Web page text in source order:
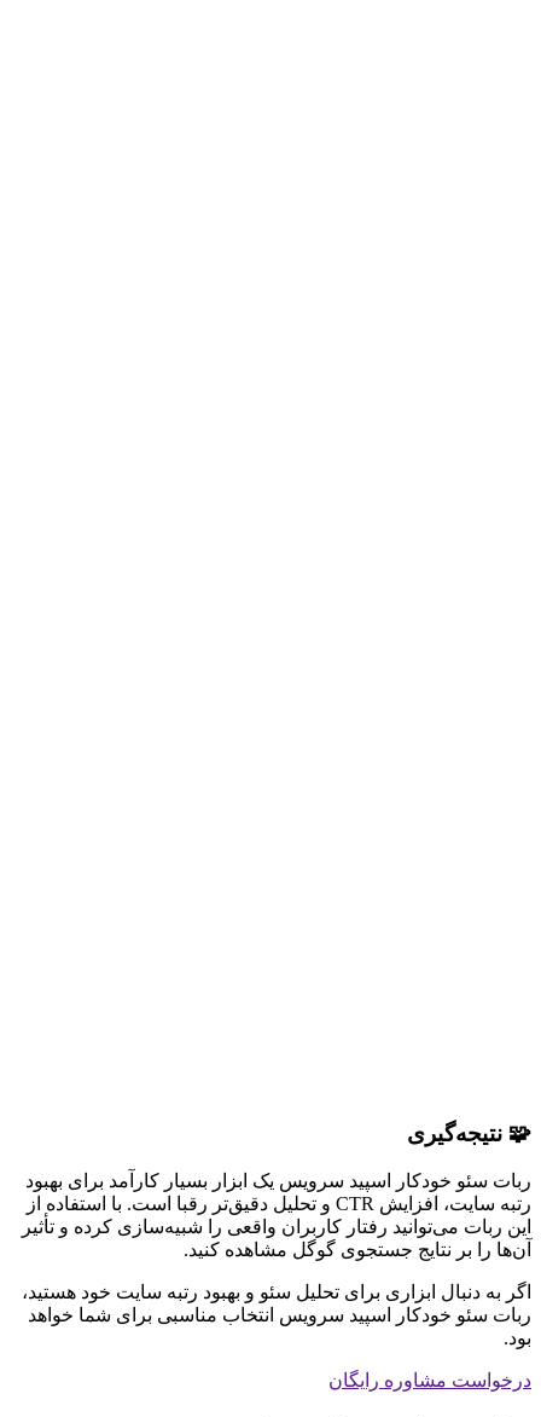
🧩 نتیجه‌گیری
ربات سئو خودکار اسپید سرویس یک ابزار بسیار کارآمد برای بهبود
رتبه سایت، افزایش CTR و تحلیل دقیق‌تر رقبا است. با استفاده از
این ربات می‌توانید رفتار کاربران واقعی را شبیه‌سازی کرده و تأثیر
آن‌ها را بر نتایج جستجوی گوگل مشاهده کنید.
اگر به دنبال ابزاری برای تحلیل سئو و بهبود رتبه سایت خود هستید،
ربات سئو خودکار اسپید سرویس انتخاب مناسبی برای شما خواهد
بود.
درخواست مشاوره رایگان